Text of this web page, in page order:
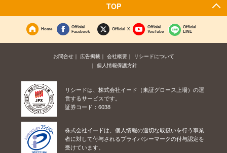
TOP
Home
Official
Facebook
Official X
Official
YouTube
Official
LINE
お問合せ 広告掲載 会社概要
リシードについて
個人情報保護方針
リシードは、株式会社イード（東証グロース上場）の運
営するサービスです。
証券コード：6038
株式会社イードは、個人情報の適切な取扱いを行う事業
者に対して付与されるプライバシーマークの付与認定を
受けています。